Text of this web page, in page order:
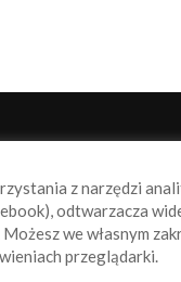
aktualnych
i
z narzędzi
odtwarzacza
we własnym
przeglądarki.